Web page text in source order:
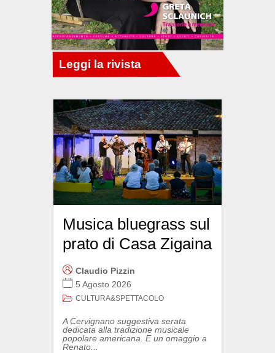
Musica bluegrass sul
prato di Casa Zigaina
Claudio Pizzin
5 Agosto 2026
CULTURA&SPETTACOLO
A Cervignano suggestiva serata
dedicata alla tradizione musicale
popolare americana. E un omaggio a
Renato...